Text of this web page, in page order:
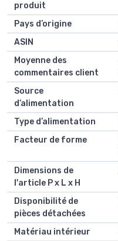
produit
Pays d’origine
ASIN
Moyenne des
commentaires client
Source
d’alimentation
Type d’alimentation
Facteur de forme
Dimensions de
l'article P x L x H
Disponibilité de
pièces détachées
Matériau intérieur